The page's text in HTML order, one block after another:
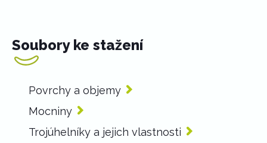
Soubory ke stažení
Povrchy a objemy
Mocniny
Trojúhelníky a jejich vlastnosti